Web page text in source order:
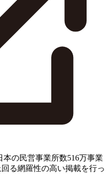
の民営事業所数516万事業
る網羅性の高い掲載を行っ